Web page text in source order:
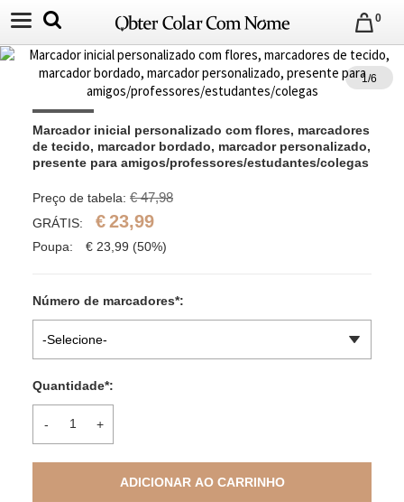
0
1/6
Marcador inicial personalizado com flores, marcadores
de tecido, marcador bordado, marcador personalizado,
presente para amigos/professores/estudantes/colegas
Preço de tabela: € 47,98
GRÁTIS: €23,99
Poupa: € 23,99 (50%)
Número de marcadores*:
-Selecione-
Quantidade*:
- +
ADICIONAR AO CARRINHO